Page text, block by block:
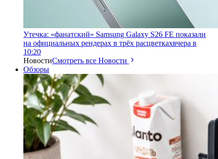
Утечка: «фанатский» Samsung Galaxy S26 FE показали
на официальных рендерах в трёх расцветкахвчера в
10:20
НовостиСмотреть все Новости
Обзоры